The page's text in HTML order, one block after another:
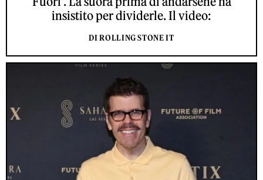
insistito per dividerle. Il video:
DI ROLLING STONE IT